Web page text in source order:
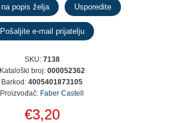
SKU: 7138
Kataloški broj: 000052362
Barkod: 4005401873105
Proizvođač: Faber Castell
€3,20